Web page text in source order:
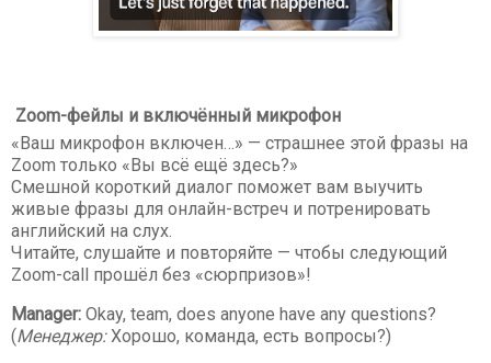
Zoom-фейлы и включённый микрофон
«Ваш микрофон включен…» — страшнее этой фразы на
Zoom только «Вы всё ещё здесь?»
Смешной короткий диалог поможет вам выучить
живые фразы для онлайн-встреч и потренировать
английский на слух.
Читайте, слушайте и повторяйте — чтобы следующий
Zoom-call прошёл без «сюрпризов»!
Manager: Okay, team, does anyone have any questions?
(Менеджер:Хорошо, команда, есть вопросы?)